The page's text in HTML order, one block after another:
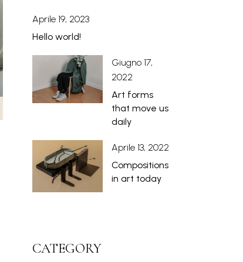
Aprile 19, 2023
Hello world!
Giugno 17,
2022
Art forms
that move us
daily
Aprile 13, 2022
Compositions
in art today
CATEGORY